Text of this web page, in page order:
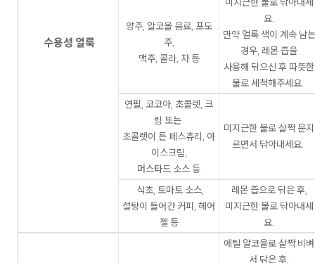
수용성 얼룩
양주, 알코올 음료, 포도
주,
맥주, 콜라, 차 등
요.
만약 얼룩 색이 계속 남는
경우, 레몬 즙을
사용해 닦으신 후 따뜻한
물로 세척해주세요.
연필, 코코아, 초콜렛, 크
림 또는
초콜렛이 든 페스츄리, 아
이스크림,
머스타드 소스 등
미지근한 물로 살짝 문지
르면서 닦아내세요.
식초, 토마토 소스,
설탕이 들어간 커피, 헤어
젤 등
레몬 즙으로 닦은 후,
미지근한 물로 닦아내세
요.
에틸 알코올로 살짝 비벼
서 닦은 후,